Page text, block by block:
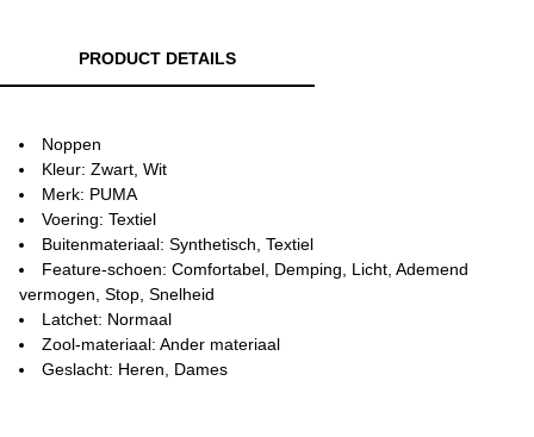
PRODUCT DETAILS
Noppen
Kleur: Zwart, Wit
Merk: PUMA
Voering: Textiel
Buitenmateriaal: Synthetisch, Textiel
Feature-schoen: Comfortabel, Demping, Licht, Ademend
vermogen, Stop, Snelheid
Latchet: Normaal
Zool-materiaal: Ander materiaal
Geslacht: Heren, Dames